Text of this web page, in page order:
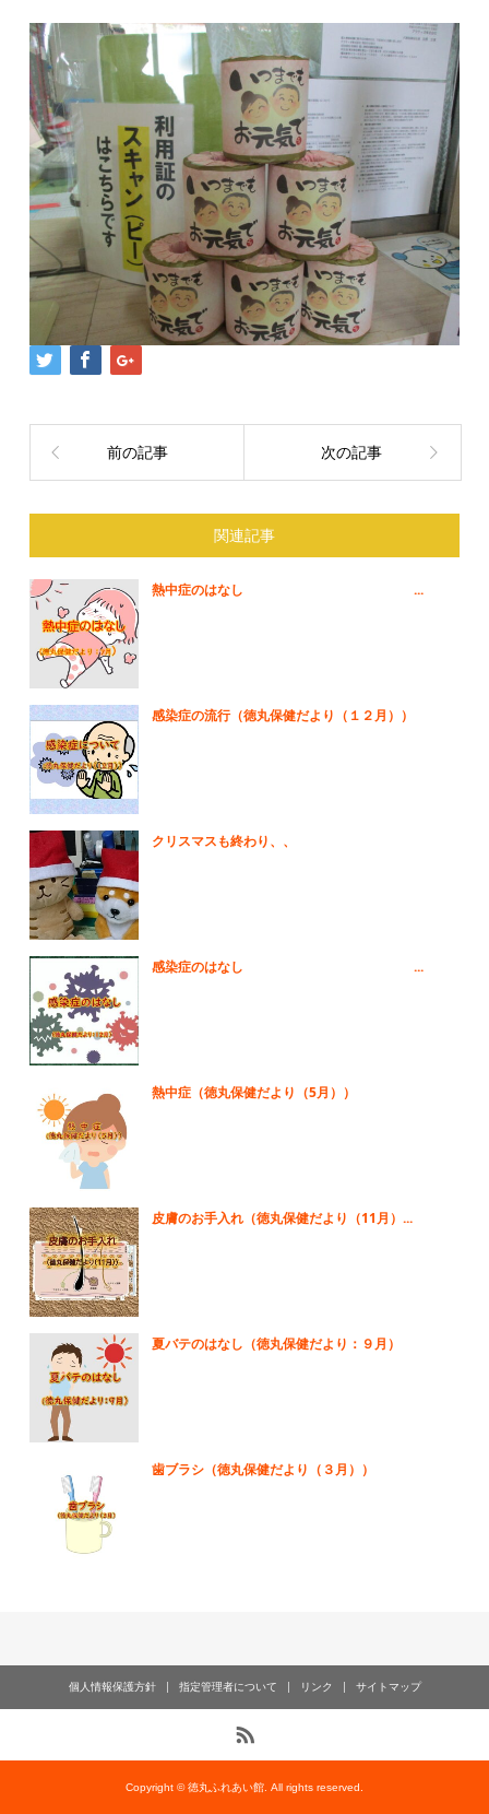
前の記事 次の記事
関連記事
熱中症のはなし ...
感染症の流行（徳丸保健だより（１２月））
クリスマスも終わり、、
感染症のはなし ...
熱中症（徳丸保健だより（5月））
皮膚のお手入れ（徳丸保健だより（11月）...
夏バテのはなし（徳丸保健だより：９月）
歯ブラシ（徳丸保健だより（３月））
個人情報保護方針 指定管理者について リンク サイトマップ
Copyright © 徳丸ふれあい館. All rights reserved.